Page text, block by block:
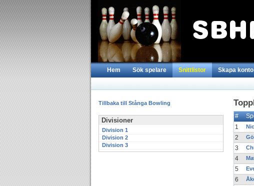
Hem Sök spelare Snittlistor Skapa konto
Tillbaka till Stånga Bowling
Divisioner
Division 1
Division 2
Division 3
#
1
2
3
4
5
6